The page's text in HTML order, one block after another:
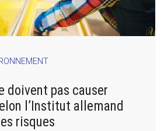
doivent pas causer
l’Institut allemand
risques